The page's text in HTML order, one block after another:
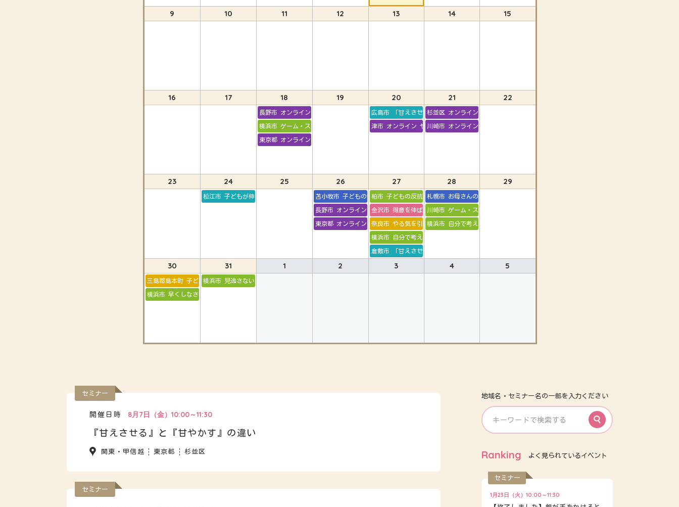
9 10 11 12 13 14 15
16 17 18
長野市 オンライン 乳幼児に大切なこと
横浜市 ゲーム・スマホとの付き合い方
東京都 オンライン 乳幼児期に大切なこと
19 20
広島市 「甘えさせる」と「甘やかす」の違い
津市 オンライン やる気が育つ生活習慣
21
杉並区 オンライン 自分で考え行動する子に育てる
川崎市 オンライン ゲーム・スマホとの付き合い方
22
23 24
松江市 子どもが伸びる生活習慣
25 26
苫小牧市 子どものやる気を引き出す親になる
長野市 オンライン 児童期・思春期に大切なこと
東京都 オンライン 児童期・思春期に大切なこと
27
柏市 子どもの反抗と親の感情コントロール
金沢市 得意を伸ばして自信をつける
奈良市 やる気を引き出す親になる
横浜市 自分で考えて行動する子に育てる
倉敷市 「甘えさせる」と「甘やかす」の違い
28
札幌市 お母さんの笑顔が子どものエネルギー！！
川崎市 ゲーム・スマホとの付き合い方
横浜市 自分で考えて行動する子に育てる
29
30
三島郡島本町 子どもが『学校に行きたくない！』と言ったとき
横浜市 早くしなさい！と言わない２学期の始め方
31
横浜市 見逃さないで！子どもの心のSOS
1 2 3 4 5
セミナー
開催日時
8月7日（金）10:00～11:30
『甘えさせる』と『甘やかす』の違い
関東・甲信越 東京都 杉並区
セミナー
地域名・セミナー名の一部を入力ください
Ranking よく見られているイベント
セミナー
1月23日（火）10:00～11:30